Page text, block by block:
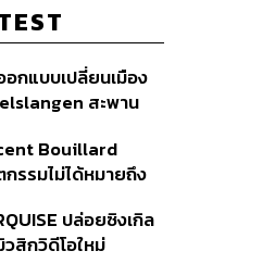
อกแบบเปลี่ยนเมือง
สะพาน
เฮเกน ทางสัญจร
มืองที่น่าอยู่
Bouillard
กรรมไม่ได้หมายถึง
ปล่อยซิงเกิล
วสิกวิดีโอใหม่